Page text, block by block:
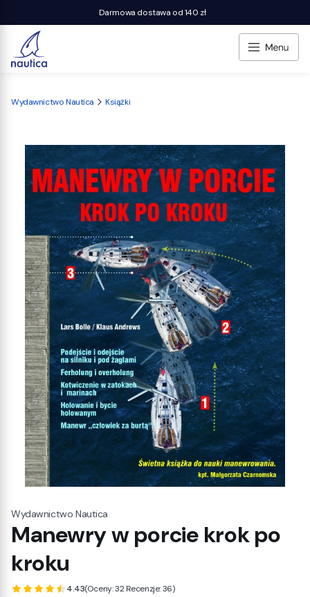
Darmowa dostawa od 140 zł
Wydawnictwo Nautica Książki
Wydawnictwo Nautica
Manewry w porcie krok po
kroku
4.43(Oceny: 32 Recenzje: 36)